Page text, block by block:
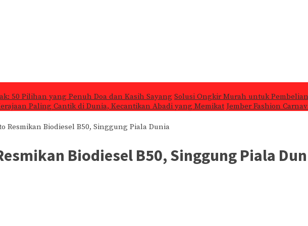
50 Pilihan yang Penuh Doa dan Kasih Sayang Solusi Ongkir Murah untuk
Paling Cantik di Dunia, Kecantikan Abadi yang Memikat Jember Fashion
Resmikan Biodiesel B50, Singgung Piala Dunia
Biodiesel B50, Singgung Piala